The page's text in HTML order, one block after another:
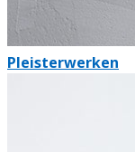
Pleisterwerken